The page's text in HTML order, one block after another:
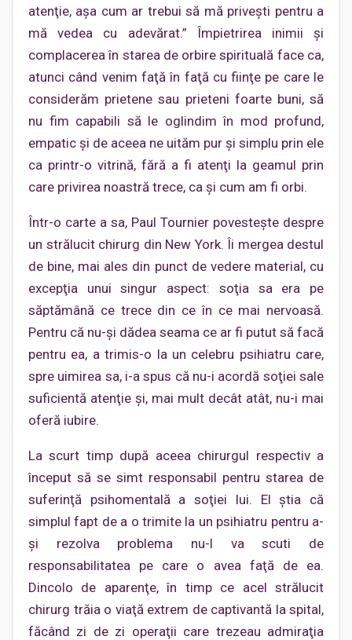
atenţie, aşa cum ar trebui să mă priveşti pentru a
mă vedea cu adevărat.” Împietrirea inimii şi
complacerea în starea de orbire spirituală face ca,
atunci când venim faţă în faţă cu fiinţe pe care le
considerăm prietene sau prieteni foarte buni, să
nu fim capabili să le oglindim în mod profund,
empatic şi de aceea ne uităm pur şi simplu prin ele
ca printr-o vitrină, fără a fi atenţi la geamul prin
care privirea noastră trece, ca şi cum am fi orbi.
Într-o carte a sa, Paul Tournier povesteşte despre
un strălucit chirurg din New York. Îi mergea destul
de bine, mai ales din punct de vedere material, cu
excepţia unui singur aspect: soţia sa era pe
săptămână ce trece din ce în ce mai nervoasă.
Pentru că nu-şi dădea seama ce ar fi putut să facă
pentru ea, a trimis-o la un celebru psihiatru care,
spre uimirea sa, i-a spus că nu-i acordă soţiei sale
suficientă atenţie şi, mai mult decât atât, nu-i mai
oferă iubire.
La scurt timp după aceea chirurgul respectiv a
început să se simt responsabil pentru starea de
suferinţă psihomentală a soţiei lui. El ştia că
simplul fapt de a o trimite la un psihiatru pentru a-
şi rezolva problema nu-l va scuti de
responsabilitatea pe care o avea faţă de ea.
Dincolo de aparenţe, în timp ce acel strălucit
chirurg trăia o viaţă extrem de captivantă la spital,
făcând zi de zi operaţii care trezeau admiraţia